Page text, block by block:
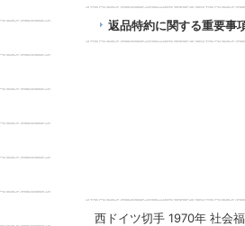
返品特約に関する重要事
西ドイツ切手 1970年 社